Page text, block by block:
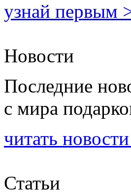
узнай первым
Новости
Последние
с мира
читать
Статьи